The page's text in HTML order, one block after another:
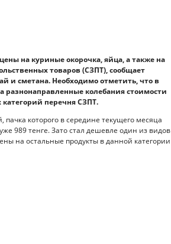
на куриные окорочка, яйца, а также на
товаров (СЗПТ), сообщает
и сметана. Необходимо отметить, что в
колебания стоимости
перечня СЗПТ.
которого в середине текущего месяца
989 тенге. Зато стал дешевле один из видов
на остальные продукты в данной категории